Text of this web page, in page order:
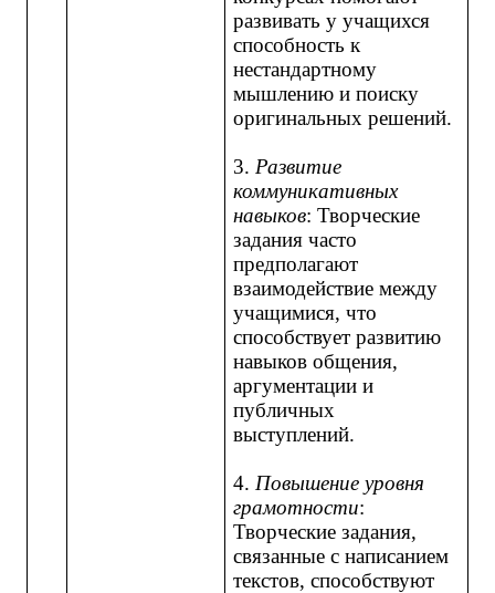
развивать у учащихся
способность к
нестандартному
мышлению и поиску
оригинальных решений.
3.Развитие
коммуникативных
навыков: Творческие
задания часто
предполагают
взаимодействие между
учащимися, что
способствует развитию
навыков общения,
аргументации и
публичных
выступлений.
4.Повышение уровня
грамотности:
Творческие задания,
связанные с написанием
текстов, способствуют